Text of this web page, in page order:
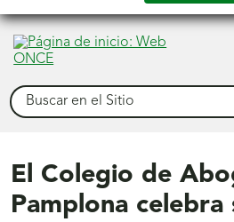
Buscar
El Colegio de
Pamplona celebra